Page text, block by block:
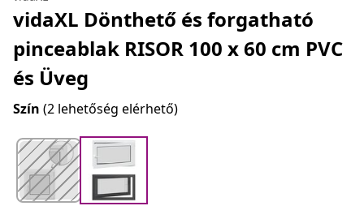
vidaXL Dönthető és forgatható
pinceablak RISOR 100 x 60 cm PVC
és Üveg
Szín (2 lehetőség elérhető)